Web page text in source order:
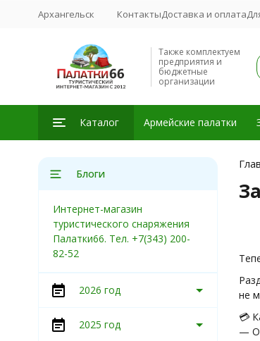
Архангельск КонтактыДоставка и оплата
Также комплектуем
предприятия и
бюджетные
организации
Каталог Армейские палатки
не
💳
—
Блоги
Интернет-магазин
туристического снаряжения
Палатки66. Тел. +7(343) 200-
82-52
2026 год
2025 год